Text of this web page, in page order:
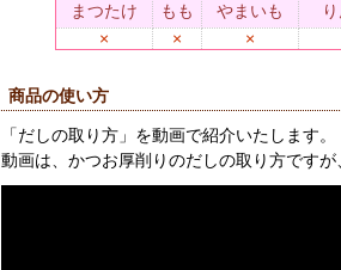
まつたけ
もも やまいも
×
× ×
商品の使い方
「だしの取り方」を動画で紹介いたします。
動画は、かつお厚削りのだしの取り方ですが